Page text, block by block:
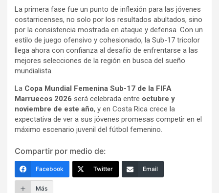
La primera fase fue un punto de inflexión para las jóvenes
costarricenses, no solo por los resultados abultados, sino
por la consistencia mostrada en ataque y defensa. Con un
estilo de juego ofensivo y cohesionado, la Sub-17 tricolor
llega ahora con confianza al desafío de enfrentarse a las
mejores selecciones de la región en busca del sueño
mundialista.
La Copa Mundial Femenina Sub-17 de la FIFA
Marruecos 2026 será celebrada entre octubre y
noviembre de este año, y en Costa Rica crece la
expectativa de ver a sus jóvenes promesas competir en el
máximo escenario juvenil del fútbol femenino.
Compartir por medio de:
Facebook Twitter Email
Más